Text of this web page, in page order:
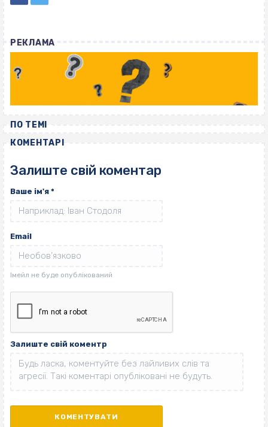
РЕКЛАМА
ПО ТЕМІ
КОМЕНТАРІ
Залиште свій коментар
Ваше ім'я *
Email
Залиште свій коментр